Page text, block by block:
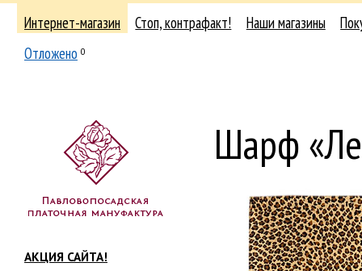
Интернет-магазин Стоп, контрафакт! Наши магазины
Отложено 0
АКЦИЯ САЙТА!
Шарф